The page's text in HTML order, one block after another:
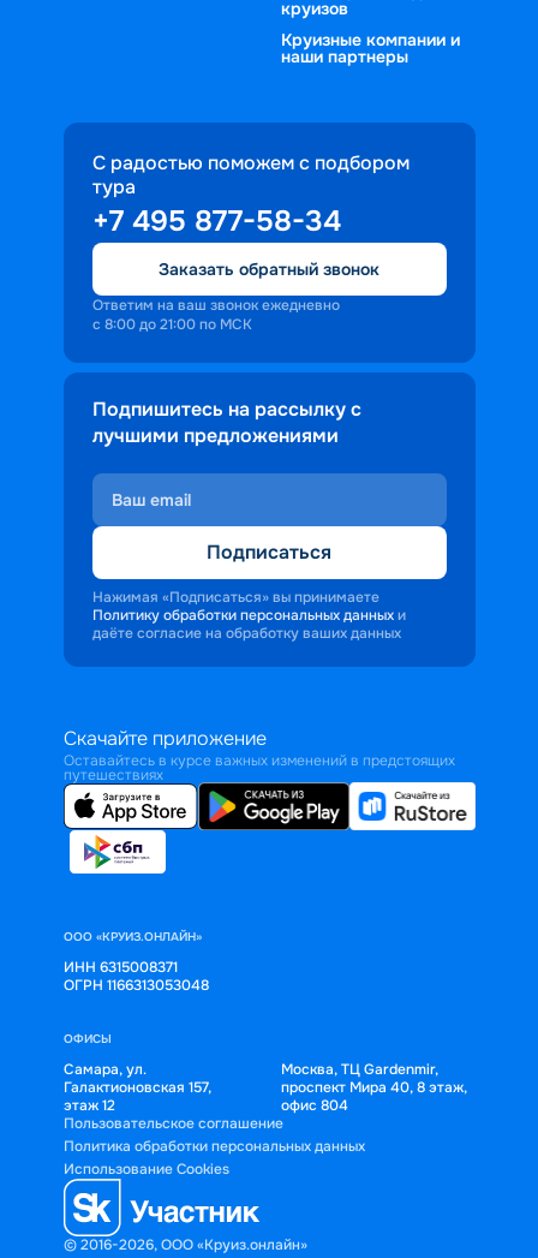
круизов
Круизные компании и
наши партнеры
С радостью поможем с подбором
тура
+7 495 877-58-34
Заказать обратный звонок
Ответим на ваш звонок ежедневно
с 8:00 до 21:00 по МСК
Подпишитесь на рассылку с
лучшими предложениями
Подписаться
Нажимая «Подписаться» вы принимаете
Политику обработки персональных данных и
даёте согласие на обработку ваших данных
Скачайте приложение
Оставайтесь в курсе важных изменений в предстоящих
путешествиях
ООО «КРУИЗ.ОНЛАЙН»
ИНН 6315008371
ОГРН 1166313053048
ОФИСЫ
Самара, ул.
Галактионовская 157,
этаж 12
Москва, ТЦ Gardenmir,
проспект Мира 40, 8 этаж,
офис 804
© 2016-2026, ООО «Круиз.онлайн»
Пользовательское соглашение
Политика обработки персональных данных
Использование Cookies